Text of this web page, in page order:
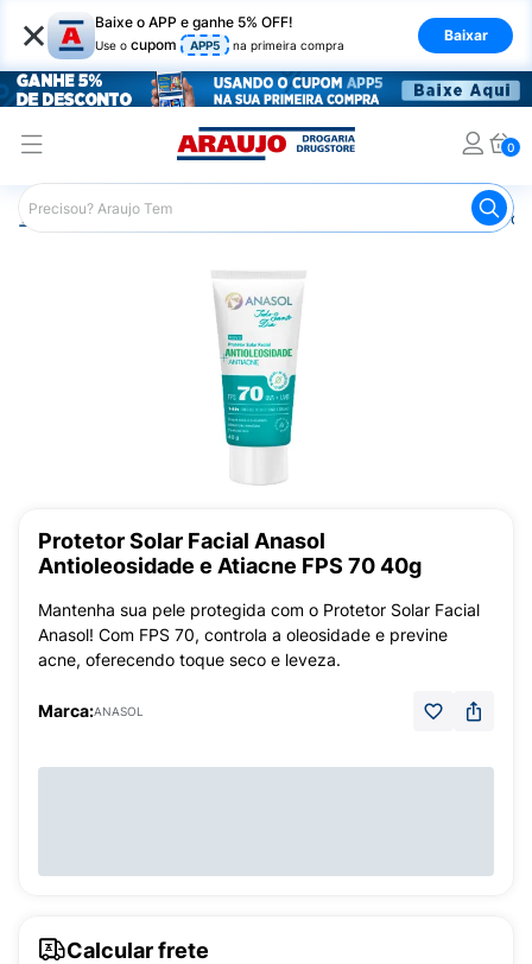
× Baixe o APP e ganhe 5% OFF!
Use o cupom APP5 na primeira compra
Baixar
0
Araujo Beleza e Cuidados
Protetor Solar Facial Anasol
Antioleosidade e Atiacne FPS 70 40g
Mantenha sua pele protegida com o Protetor Solar Facial
Anasol! Com FPS 70, controla a oleosidade e previne
acne, oferecendo toque seco e leveza.
Marca:ANASOL
Calcular frete